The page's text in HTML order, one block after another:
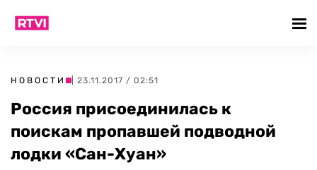
НОВОСТИ | 23.11.2017 / 02:51
Россия присоединилась к
поискам пропавшей подводной
лодки «Сан-Хуан»